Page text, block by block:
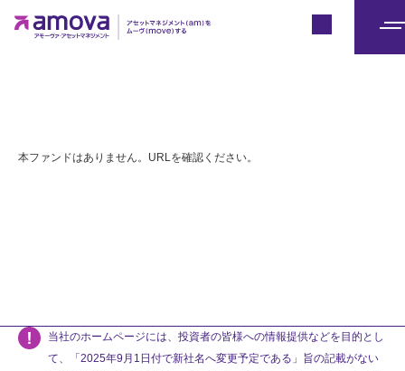
本ファンドはありません。URLを確認ください。
当社のホームページには、投資者の皆様への情報提供などを目的とし
て、「2025年9月1日付で新社名へ変更予定である」旨の記載がない